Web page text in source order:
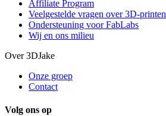
Affiliate Program
Veelgestelde vragen over 3D-printen
Ondersteuning voor FabLabs
Wij en ons milieu
Over 3DJake
Onze groep
Contact
Volg ons op